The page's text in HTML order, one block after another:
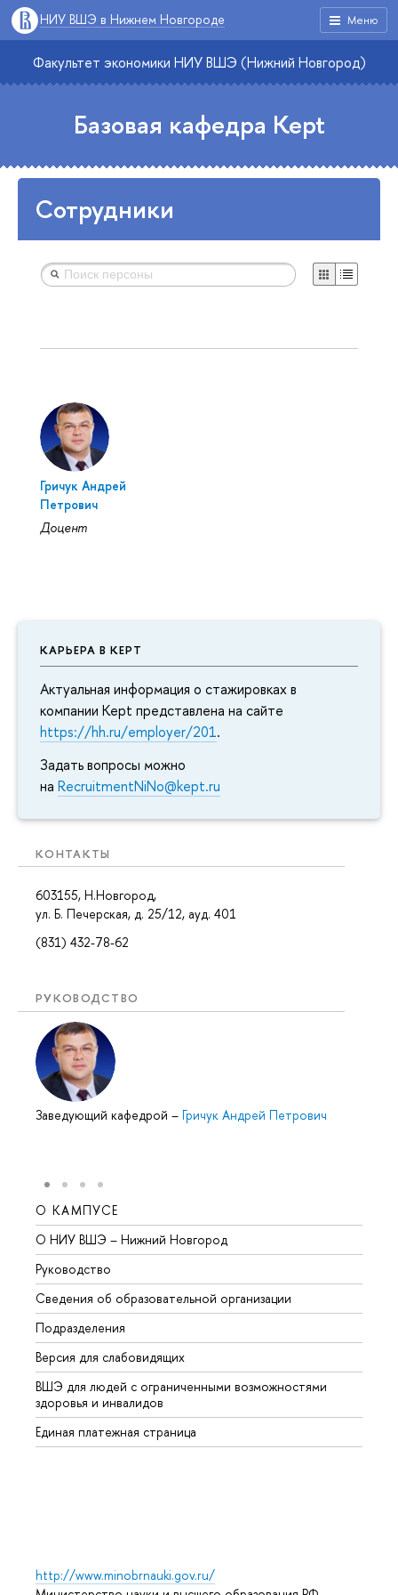
Меню
НИУ ВШЭ в Нижнем Новгороде
КАРЬЕРА В KEPT
Актуальная информация о стажировках в
компании Kept представлена на сайте
https://hh.ru/employer/201.
Задать вопросы можно
на RecruitmentNiNo@kept.ru
КОНТАКТЫ
603155, Н.Новгород,
ул. Б. Печерская, д. 25/12, ауд. 401
(831) 432-78-62
РУКОВОДСТВО
Заведующий кафедрой – Гричук Андрей Петрович
Факультет экономики НИУ ВШЭ (Нижний Новгород)
Базовая кафедра Kept
Сотрудники
Гричук Андрей
Петрович
Доцент
О КАМПУСЕ
О НИУ ВШЭ – Нижний Новгород
Руководство
Сведения об образовательной организации
Подразделения
Версия для слабовидящих
ВШЭ для людей с ограниченными возможностями
здоровья и инвалидов
Единая платежная страница
http://www.minobrnauki.gov.ru/